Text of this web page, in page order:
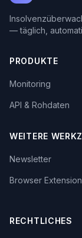
— täglich,
PRODUKTE
Monitoring
API & Rohdaten
WEITERE
Newsletter
Browser Extension
RECHTLICHES